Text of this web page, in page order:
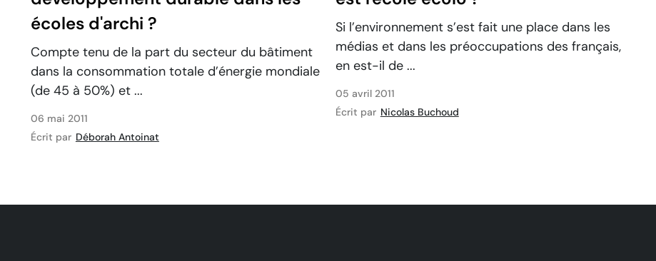
écoles d'archi ?
Compte tenu de la part du secteur du bâtiment
dans la consommation totale d’énergie mondiale
(de 45 à 50%) et ...
06 mai 2011
Écrit par Déborah Antoinat
Si l’environnement s’est fait une place dans les
médias et dans les préoccupations des français,
en est-il de ...
05 avril 2011
Écrit par Nicolas Buchoud